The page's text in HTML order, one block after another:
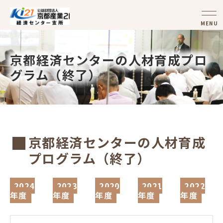
MENU
京都経済センターの人材育成プロ
グラム（終了）
京都経済センターの人材育成
プログラム（終了）
2024
年度
2023
年度
2020
年度
2021
年度
2022
年度